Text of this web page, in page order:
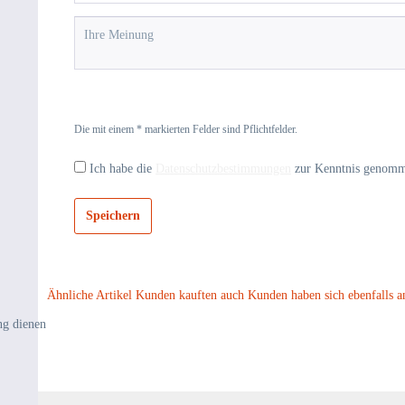
Die mit einem * markierten Felder sind Pflichtfelder.
Ich habe die zur Kenntnis
Speichern
Ähnliche Artikel Kunden kauften auch Kunden haben sich ebenfalls
dienen